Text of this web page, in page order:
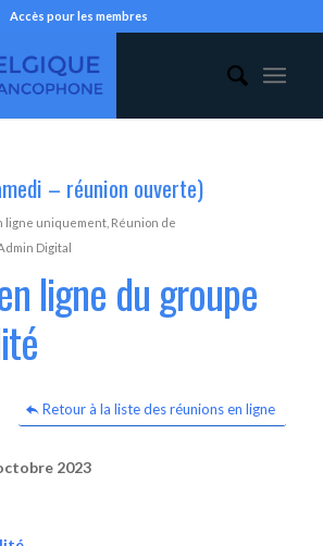
Accès pour les membres
– réunion ouverte)
ligne uniquement, Réunion de
Digital
ligne du groupe
Retour à la liste des réunions en ligne
2023